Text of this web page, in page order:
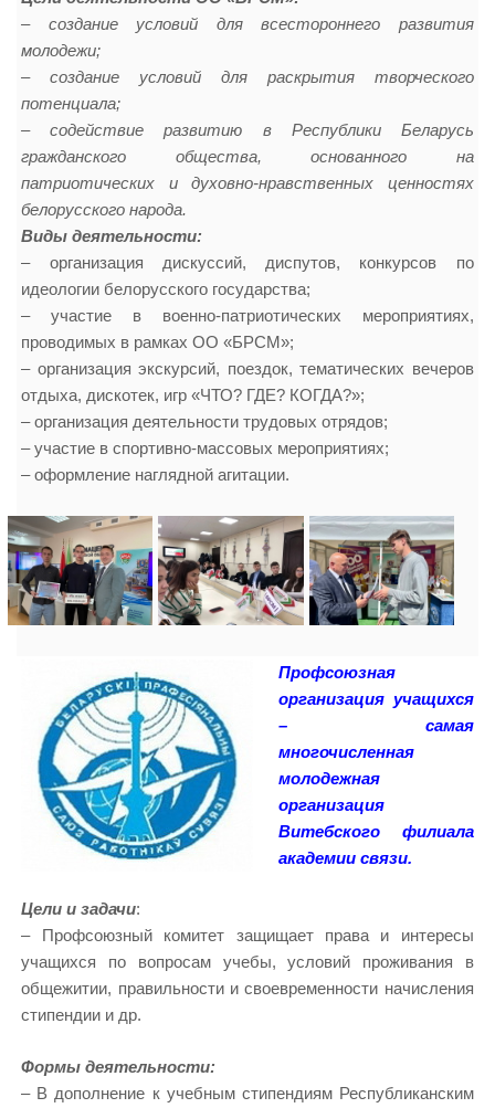
– создание условий для всестороннего развития
молодежи;
– создание условий для раскрытия творческого
потенциала;
– содействие развитию в Республики Беларусь
гражданского общества, основанного на
патриотических и духовно-нравственных ценностях
белорусского народа.
Виды деятельности:
– организация дискуссий, диспутов, конкурсов по
идеологии белорусского государства;
– участие в военно-патриотических мероприятиях,
проводимых в рамках ОО «БРСМ»;
– организация экскурсий, поездок, тематических вечеров
отдыха, дискотек, игр «ЧТО? ГДЕ? КОГДА?»;
– организация деятельности трудовых отрядов;
– участие в спортивно-массовых мероприятиях;
– оформление наглядной агитации.
Профсоюзная
организация учащихся
– самая
многочисленная
молодежная
организация
Витебского филиала
академии связи.
Цели и задачи:
– Профсоюзный комитет защищает права и интересы
учащихся по вопросам учебы, условий проживания в
общежитии, правильности и своевременности начисления
стипендии и др.
Формы деятельности:
– В дополнение к учебным стипендиям Республиканским